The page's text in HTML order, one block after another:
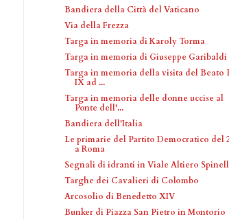
Bandiera della Città del Vaticano
Via della Frezza
Targa in memoria di Karoly Torma
Targa in memoria di Giuseppe Garibaldi
Targa in memoria della visita del Beato
IX ad ...
Targa in memoria delle donne uccise al
Ponte dell'...
Bandiera dell'Italia
Le primarie del Partito Democratico del
a Roma
Segnali di idranti in Viale Altiero
Targhe dei Cavalieri di Colombo
Arcosolio di Benedetto XIV
Bunker di Piazza San Pietro in Montorio